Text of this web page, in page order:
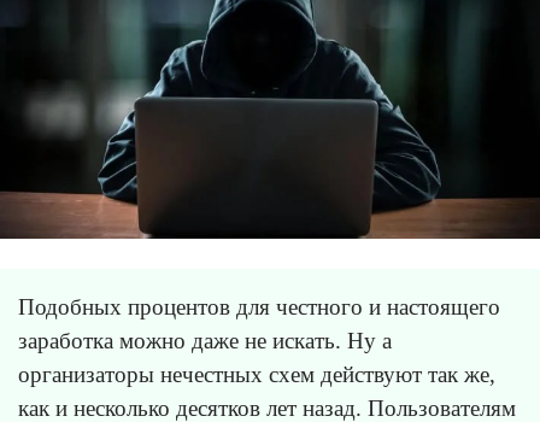
Подобных процентов для честного и настоящего
заработка можно даже не искать. Ну а
организаторы нечестных схем действуют так же,
как и несколько десятков лет назад. Пользователям